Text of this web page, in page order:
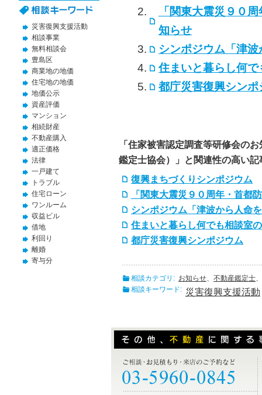
「関東大震災９０
知らせ
シンポジウム「津
住まいと暮らし何
都庁災害復興シンポ
「住家被害認定調査等研修会の
鑑定士協会）」と関連性の高い記
復興まちづくりシンポジウム
「関東大震災９０周年・首都
シンポジウム「津波から人命
住まいと暮らし何でも相談室
都庁災害復興シンポジウム
相談カテゴリ: お知らせ、 不動産鑑定士、
相談キーワード: 災害復興支援活動
災害復興支援活動
相談事業
無料相談会
豊島区
商業地の地価
住宅地の地価
地価公示
資産評価
マンション
相続財産
不動産購入
適正価格
法律
一戸建て
トラブル
住宅ローン
ワンルーム
収益ビル
借地
利回り
離婚
寄与分